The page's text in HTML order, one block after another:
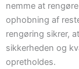
nemme at
ophobning af
rengøring sikrer,
sikkerheden og
opretholdes.